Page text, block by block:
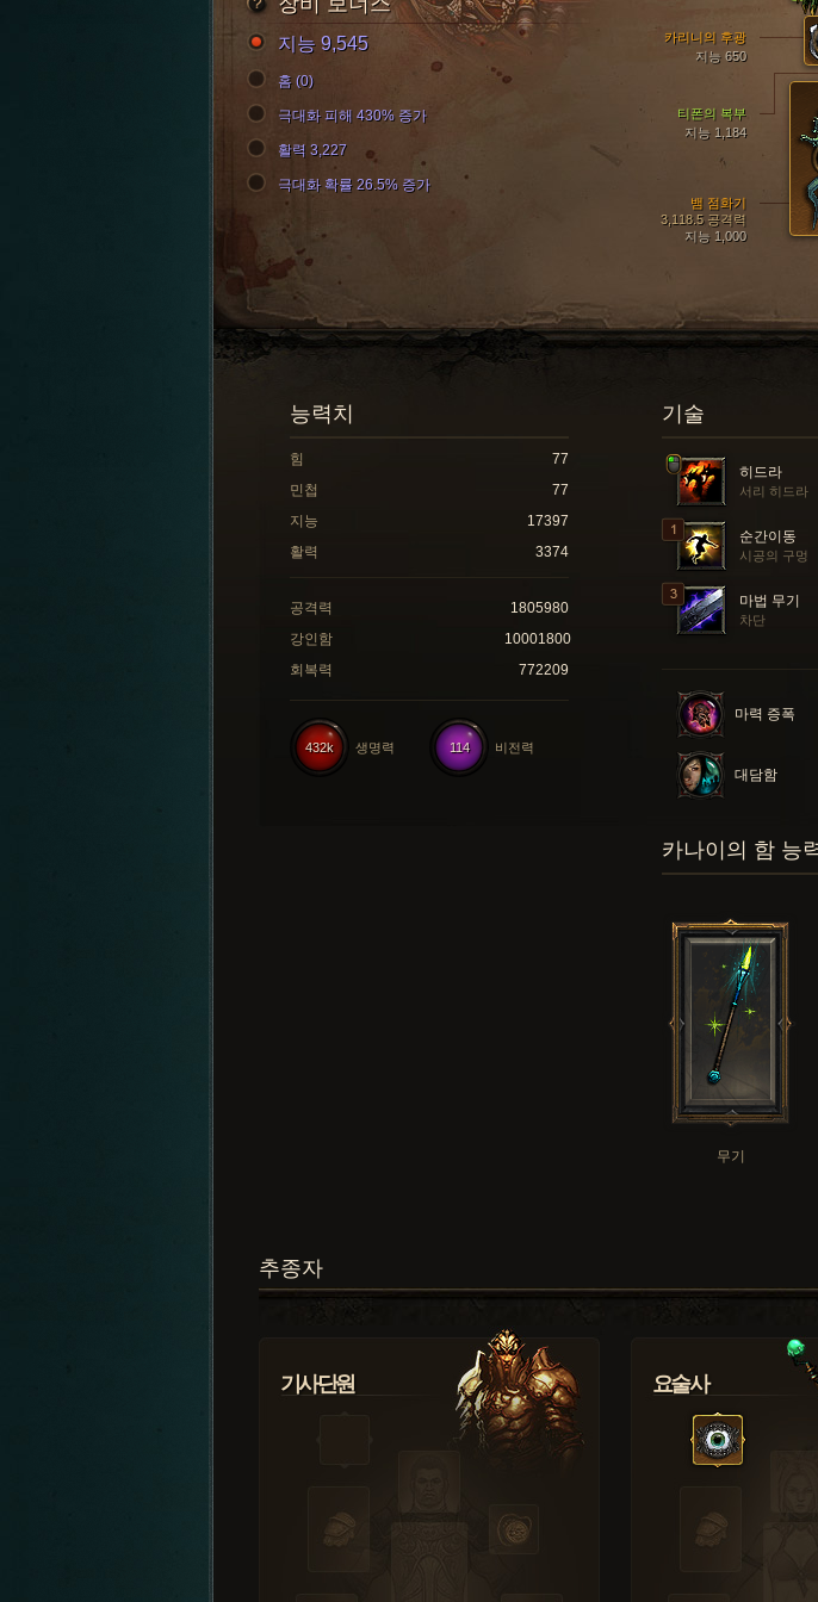
티폰의 복부
지능 1,184
뱀 점화기
3,118.5 공격력
지능 1,000
카리니의 후광
지능 650
지능 9,545
홈 (0)
극대화 피해 430% 증가
활력 3,227
극대화 확률 26.5% 증가
기술
히드라
서리 히드라
순간이동
시공의 구멍
마법 무기
차단
마력 증폭
대담함
능력치
힘
77
민첩
77
지능
17397
활력
3374
공격력
1805980
강인함
10001800
회복력
772209
114 비전력
432k 생명력
카나이의 함 능
무기
추종자
기사단원 요술사